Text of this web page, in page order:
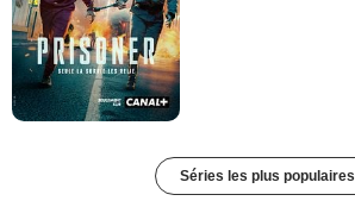
Séries les plus populaires